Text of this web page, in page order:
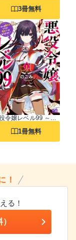
3冊無料
1冊無料
！
る！